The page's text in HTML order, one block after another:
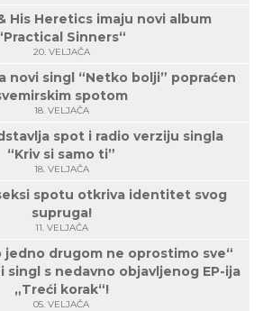
His Heretics imaju novi album
Sinners“
20. VELJAČA
novi singl “Netko bolji” popraćen
spotom
18. VELJAČA
spot i radio verziju singla
“Kriv si samo ti”
18. VELJAČA
spotu otkriva identitet svog
supruga!
11. VELJAČA
jedno drugom ne oprostimo sve“
s nedavno objavljenog EP-ija
„Treći korak“!
05. VELJAČA